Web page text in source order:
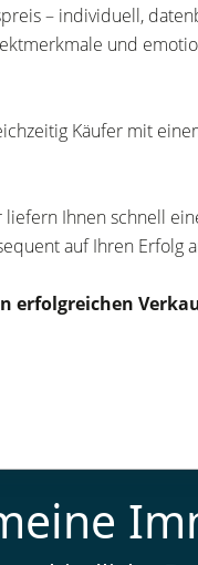
– individuell,
und
Käufer mit
Ihnen schnell
auf Ihren Erfolg
erfolgreichen